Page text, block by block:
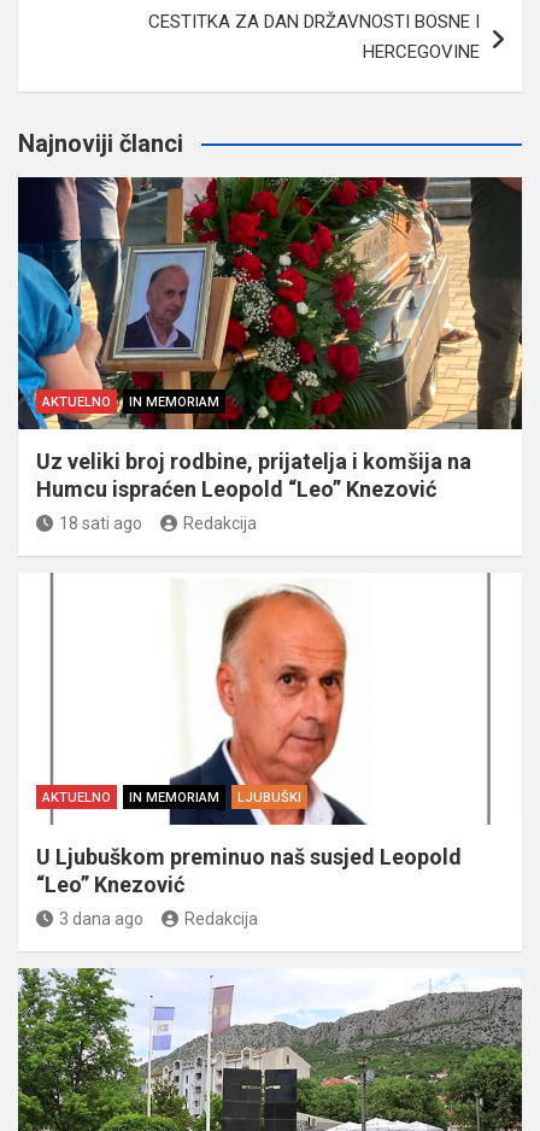
CESTITKA ZA DAN DRŽAVNOSTI BOSNE I
HERCEGOVINE
Najnoviji članci
AKTUELNO IN MEMORIAM
Uz veliki broj rodbine, prijatelja i komšija na
Humcu ispraćen Leopold “Leo” Knezović
18 sati ago Redakcija
AKTUELNO IN MEMORIAM LJUBUŠKI
U Ljubuškom preminuo naš susjed Leopold
“Leo” Knezović
3 dana ago Redakcija